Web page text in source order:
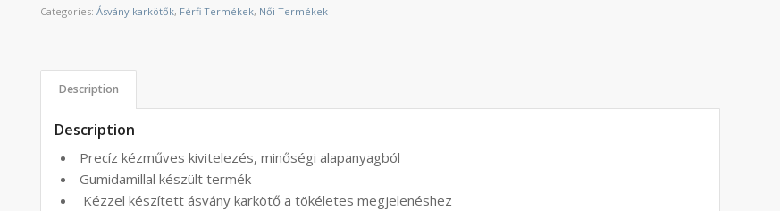
Categories:Ásvány karkötők, Férfi Termékek, Női Termékek
Description
Description
Precíz kézműves kivitelezés, minőségi alapanyagból
Gumidamillal készült termék
Kézzel készített ásvány karkötő a tökéletes megjelenéshez